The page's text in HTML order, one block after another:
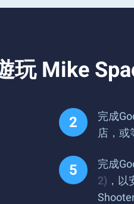
玩 Mike
完成
店，或
完成
2) ，